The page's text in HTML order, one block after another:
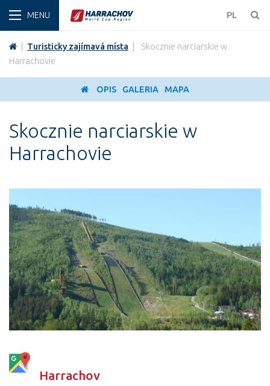
PL
ZIMA
Turisticky zajímavá místa
Skocznie narciarskie w
Harrachovie
OPIS GALERIA MAPA
Skocznie narciarskie w
Harrachovie
Harrachov